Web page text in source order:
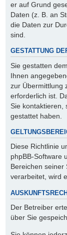
er auf Grund
Daten (z. B. an
die Daten zur
sind.
GESTATTUNG
Sie gestatten
Ihnen
zur Übermittlung
erforderlich ist.
Sie kontaktieren,
gestattet haben.
Diese Richtlinie
phpBB-Software
Bereichen seiner
verarbeitet, wird
Der Betreiber
über Sie